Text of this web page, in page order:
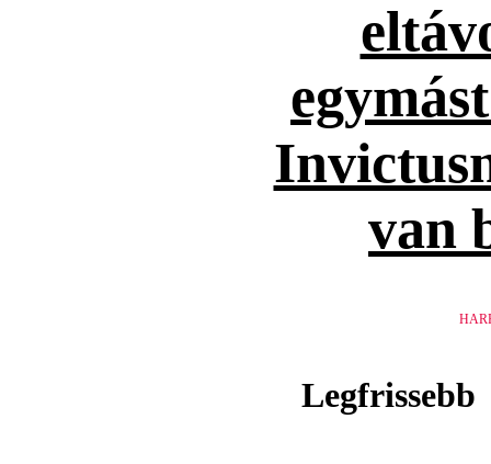
van
Legfrissebb